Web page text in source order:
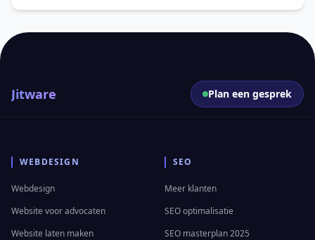
Jitware Plan een gesprek
WEBDESIGN
Webdesign
Website voor advocaten
Website laten maken
SEO
Meer klanten
SEO optimalisatie
SEO masterplan 2025